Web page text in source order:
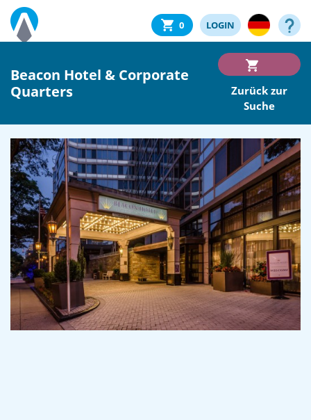
0 LOGIN
Beacon Hotel & Corporate
Quarters
Zurück zur
Suche